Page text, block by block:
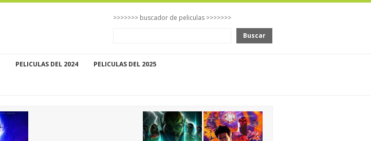
>>>>>>> buscador de peliculas >>>>>>>
Buscar
PELICULAS DEL 2024 PELICULAS DEL 2025